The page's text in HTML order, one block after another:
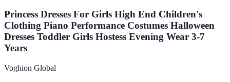
Princess Dresses For Girls High End Children's
Clothing Piano Performance Costumes Halloween
Dresses Toddler Girls Hostess Evening Wear 3-7
Years
Voghion Global